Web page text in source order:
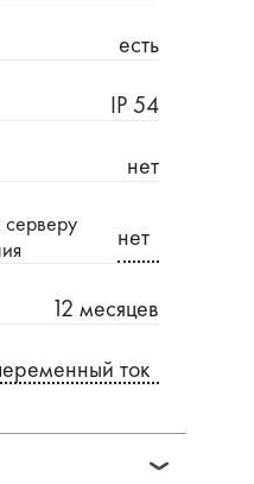
есть
IP 54
нет
серверу
нет
12 месяцев
ток